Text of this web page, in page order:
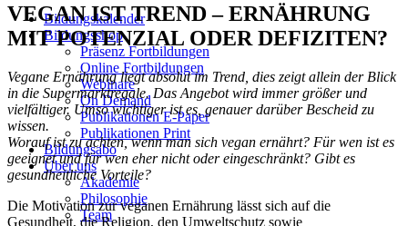
Bildungskalender
Bildungsshop
Präsenz Fortbildungen
Online Fortbildungen
Webinare
On Demand
Publikationen E-Paper
Publikationen Print
Bildungsabo
Über uns
Akademie
Philosophie
Team
VEGAN IST TREND – ERNÄHRUNG
MIT POTENZIAL ODER DEFIZITEN?
Vegane Ernährung liegt absolut im Trend, dies zeigt allein der Blick
in die Supermarktregale. Das Angebot wird immer größer und
vielfältiger. Umso wichtiger ist es, genauer darüber Bescheid zu
wissen.
Worauf ist zu achten, wenn man sich vegan ernährt? Für wen ist es
geeignet und für wen eher nicht oder eingeschränkt? Gibt es
gesundheitliche Vorteile?
Die Motivation zur veganen Ernährung lässt sich auf die
Gesundheit, die Religion, den Umweltschutz sowie